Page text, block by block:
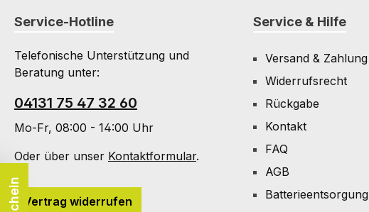
Service-Hotline
Telefonische Unterstützung und
Beratung unter:
04131 75 47 32 60
Mo-Fr, 08:00 - 14:00 Uhr
Oder über unser Kontaktformular.
Vertrag widerrufen
Service & Hilfe
Versand & Zahlung
Widerrufsrecht
Rückgabe
Kontakt
FAQ
AGB
Batterieentsorgung